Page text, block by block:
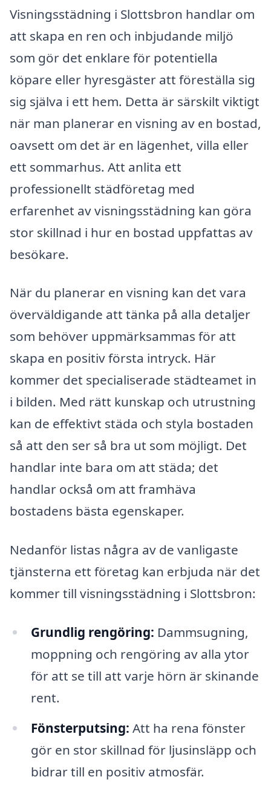
Visningsstädning i Slottsbron handlar om
att skapa en ren och inbjudande miljö
som gör det enklare för potentiella
köpare eller hyresgäster att föreställa sig
sig själva i ett hem. Detta är särskilt viktigt
när man planerar en visning av en bostad,
oavsett om det är en lägenhet, villa eller
ett sommarhus. Att anlita ett
professionellt städföretag med
erfarenhet av visningsstädning kan göra
stor skillnad i hur en bostad uppfattas av
besökare.
När du planerar en visning kan det vara
överväldigande att tänka på alla detaljer
som behöver uppmärksammas för att
skapa en positiv första intryck. Här
kommer det specialiserade städteamet in
i bilden. Med rätt kunskap och utrustning
kan de effektivt städa och styla bostaden
så att den ser så bra ut som möjligt. Det
handlar inte bara om att städa; det
handlar också om att framhäva
bostadens bästa egenskaper.
Nedanför listas några av de vanligaste
tjänsterna ett företag kan erbjuda när det
kommer till visningsstädning i Slottsbron:
Grundlig rengöring: Dammsugning,
moppning och rengöring av alla ytor
för att se till att varje hörn är skinande
rent.
Fönsterputsing: Att ha rena fönster
gör en stor skillnad för ljusinsläpp och
bidrar till en positiv atmosfär.